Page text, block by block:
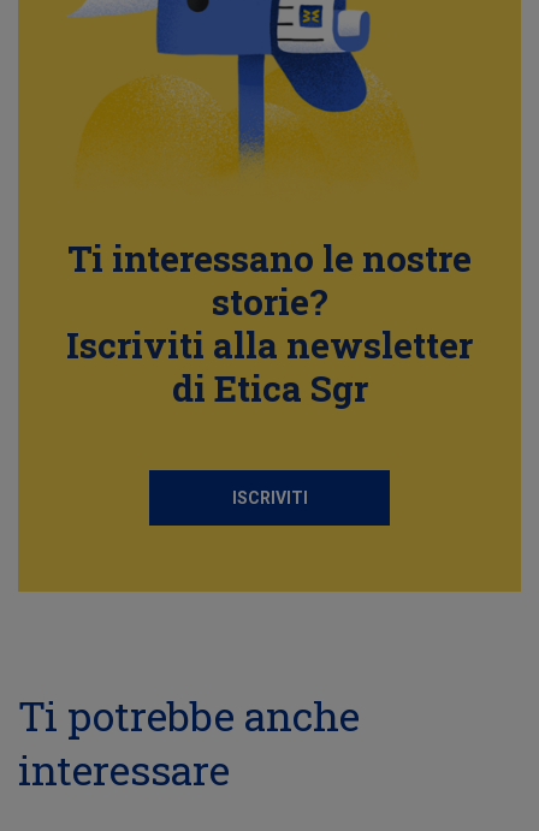
Ti interessano le nostre
storie?
Iscriviti alla newsletter
di Etica Sgr
ISCRIVITI
Ti potrebbe anche
interessare